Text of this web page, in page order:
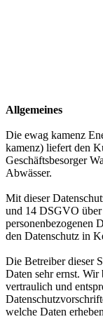
Allgemeines
Die ewag kamenz
kamenz) liefert den
Geschäftsbesorger
Abwässer.
Mit dieser
und 14 DSGVO
personenbezogenen
den Datenschutz in
Die Betreiber dieser
Daten sehr ernst. Wir
vertraulich und
welche Daten